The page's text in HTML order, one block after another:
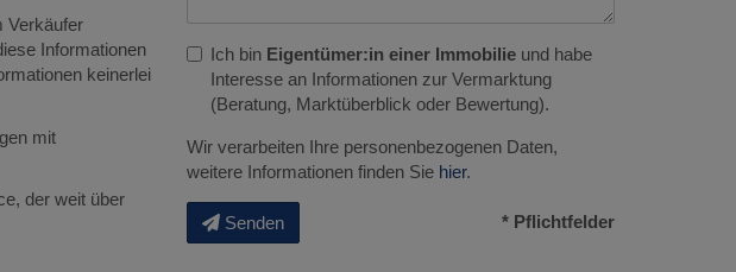
Verkäufer
Informationen
keinerlei
mit
der weit über
Ich bin Eigentümer:in einer Immobilie und habe
Interesse an Informationen zur Vermarktung
(Beratung, Marktüberblick oder Bewertung).
Wir verarbeiten Ihre personenbezogenen Daten,
weitere Informationen finden Sie hier.
Senden * Pflichtfelder